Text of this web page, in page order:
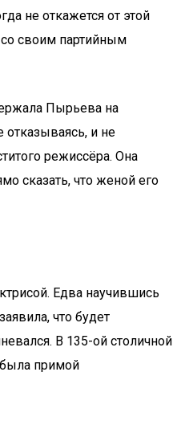
не откажется от этой
своим партийным
Пырьева на
отказываясь, и не
режиссёра. Она
сказать, что женой его
Едва научившись
что будет
В 135-ой столичной
примой